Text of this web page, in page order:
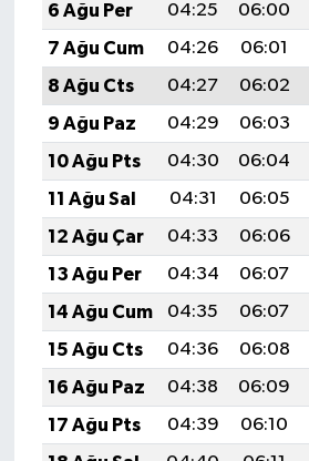
6 Ağu Per
04:25 06:00
7 Ağu Cum
04:26 06:01
8 Ağu Cts
04:27 06:02
9 Ağu Paz
04:29 06:03
10 Ağu Pts
04:30 06:04
11 Ağu Sal
04:31 06:05
12 Ağu Çar
04:33 06:06
13 Ağu Per
04:34 06:07
14 Ağu Cum
04:35 06:07
15 Ağu Cts
04:36 06:08
16 Ağu Paz
04:38 06:09
17 Ağu Pts
04:39 06:10